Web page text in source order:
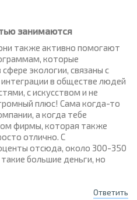
занимаются
также активно помогают
которые
экологии, связаны с
в обществе людей
с искусством и не
плюс! Сама когда-то
а когда тебе
фирмы, которая также
отлично. С
отсюда, около 300-350
большие деньги, но
Ответить